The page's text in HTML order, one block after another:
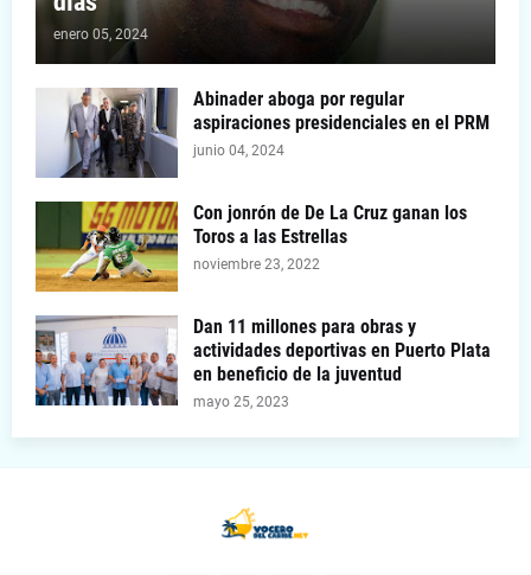
enero 05, 2024
Abinader aboga por regular
aspiraciones presidenciales en el PRM
junio 04, 2024
Con jonrón de De La Cruz ganan los
Toros a las Estrellas
noviembre 23, 2022
Dan 11 millones para obras y
actividades deportivas en Puerto Plata
en beneficio de la juventud
mayo 25, 2023